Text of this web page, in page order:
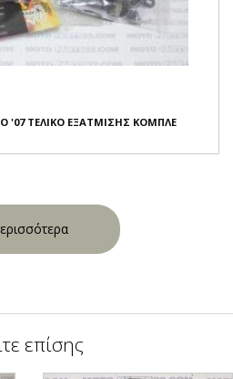
'07 ΤΕΛΙΚΟ ΕΞΑΤΜΙΣΗΣ ΚΟΜΠΛΕ
επίσης